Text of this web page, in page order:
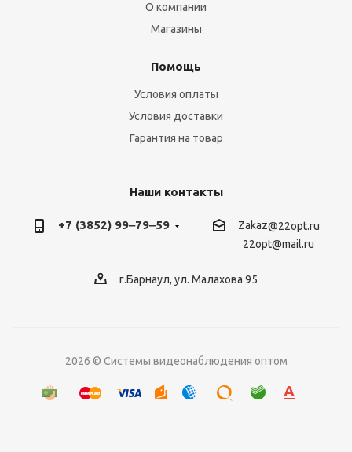
О компании
Магазины
Помощь
Условия оплаты
Условия доставки
Гарантия на товар
Наши контакты
+7 (3852) 99‒79‒59 Zakaz@22opt.ru
22opt@mail.ru
г.Барнаул, ул. Малахова 95
2026 © Системы видеонаблюдения оптом